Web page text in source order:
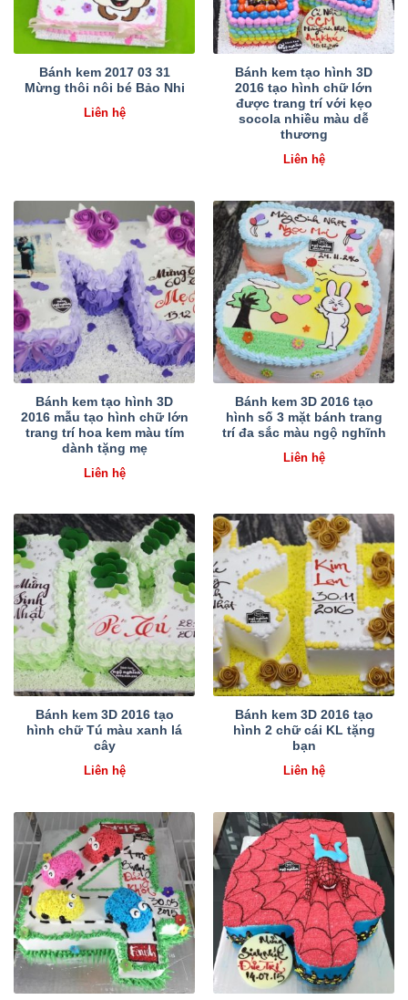
Bánh kem 2017 03 31
Mừng thôi nôi bé Bảo Nhi
Liên hệ
Bánh kem tạo hình 3D
2016 tạo hình chữ lớn
được trang trí với kẹo
socola nhiều màu dễ
thương
Liên hệ
Bánh kem tạo hình 3D
2016 mẫu tạo hình chữ lớn
trang trí hoa kem màu tím
dành tặng mẹ
Liên hệ
Bánh kem 3D 2016 tạo
hình số 3 mặt bánh trang
trí đa sắc màu ngộ nghĩnh
Liên hệ
Bánh kem 3D 2016 tạo
hình chữ Tú màu xanh lá
cây
Liên hệ
Bánh kem 3D 2016 tạo
hình 2 chữ cái KL tặng
bạn
Liên hệ